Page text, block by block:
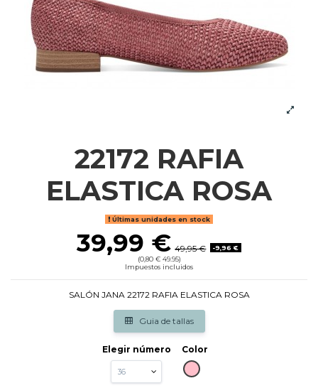
22172 RAFIA
ELASTICA ROSA
Últimas unidades en stock
39,99 € 49,95 €
-9,96 €
(0,80 € 49.95)
Impuestos incluidos
SALÓN JANA 22172 RAFIA ELASTICA ROSA
Guia de tallas
Elegir número
Color
ROSA